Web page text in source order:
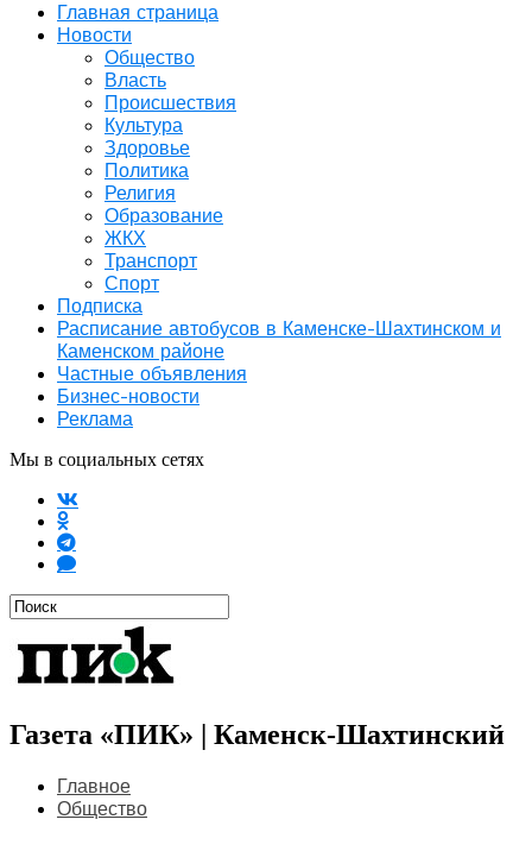
Главная страница
Новости
Общество
Власть
Происшествия
Культура
Здоровье
Политика
Религия
Образование
ЖКХ
Транспорт
Спорт
Подписка
Расписание автобусов в Каменске-Шахтинском и
Каменском районе
Частные объявления
Бизнес-новости
Реклама
Мы в социальных сетях
Газета «ПИК» | Каменск-Шахтинский
Главное
Общество